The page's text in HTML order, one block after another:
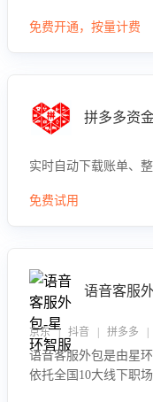
向，深度洞察决策动
免费开通，按量计费
拼多多资
实时自动下载账单、
免费试用
语音客服
京东 | 抖音 | 拼多多
语音客服外包是由星
依托全国10大线下职